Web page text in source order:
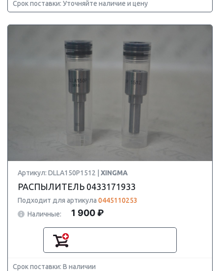
Срок поставки: Уточняйте наличие и цену
Артикул: DLLA150P1512 | XINGMA
РАСПЫЛИТЕЛЬ 0433171933
Подходит для артикула 0445110253
Наличные:
1 900 ₽
Срок поставки: В наличии